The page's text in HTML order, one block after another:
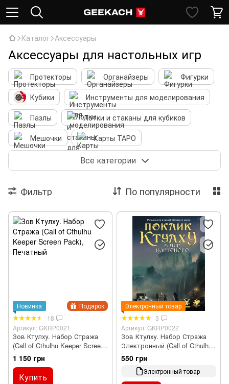
Каталог Аксессуары
Аксессуары для настольных игр
Протекторы Органайзеры
Фигурки
Кубики
Инструменты для моделирования
Пазлы
Лотки и стаканы для кубиков
Мешочки
Карты ТАРО
Игральные карты
Прочее
Все категории
Фильтр По популярности
Подарок
Новинка
18
Артикул: GKRP0021
Зов Ктулху. Набор Стража
(Call of Cthulhu Keeper Screen
Pack), Печатный
1 150 грн
Купить
Электронный товар
3
Артикул: GKRP0022
Зов Ктулху. Набор Стража
Электронный (Call of Cthulhu
Keeper Screen Pack),
Электронный
550 грн
Электронный товар